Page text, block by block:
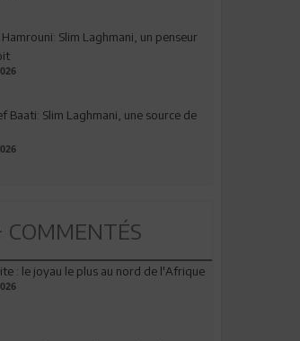
Slim Laghmani, un penseur
Baati: Slim Laghmani, une source de
COMMENTÉS
: le joyau le plus au nord de l'Afrique